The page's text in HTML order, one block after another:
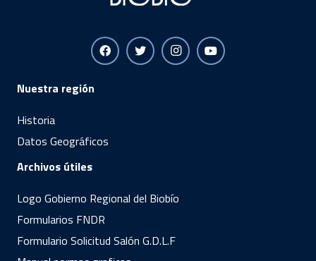
Nuestra región
Historia
Datos Geográficos
Archivos útiles
Logo Gobierno Regional del Biobío
Formularios FNDR
Formulario Solicitud Salón G.D.L.F